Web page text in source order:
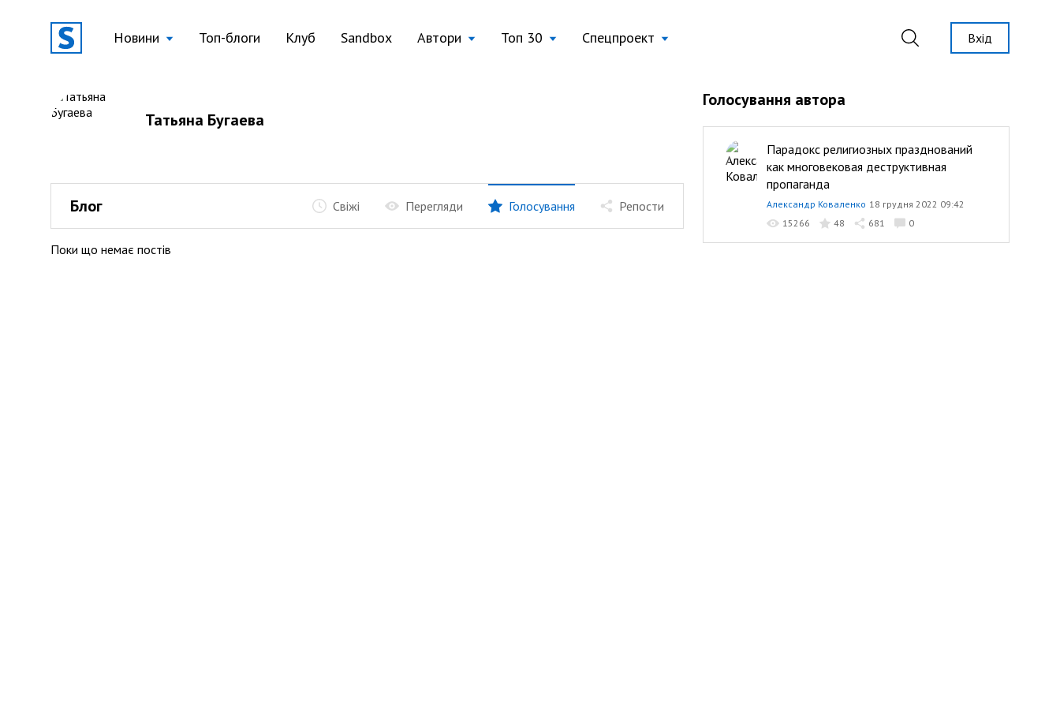
Новини Топ-блоги Клуб Sandbox Автори Топ 30 Спецпроект Вхід
Татьяна Бугаева
Блог Свіжі Перегляди Голосування Репости
Поки що немає постів
Голосування автора
Парадокс религиозных празднований
как многовековая деструктивная
пропаганда
Александр Коваленко 18 грудня 2022 09:42
15266
48 681 0